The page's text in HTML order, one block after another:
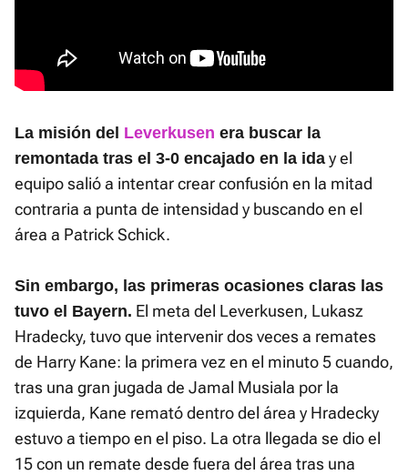
La misión del Leverkusen era buscar la
remontada tras el 3-0 encajado en la ida y el
equipo salió a intentar crear confusión en la mitad
contraria a punta de intensidad y buscando en el
área a Patrick Schick.
Sin embargo, las primeras ocasiones claras las
tuvo el Bayern. El meta del Leverkusen, Lukasz
Hradecky, tuvo que intervenir dos veces a remates
de Harry Kane: la primera vez en el minuto 5 cuando,
tras una gran jugada de Jamal Musiala por la
izquierda, Kane remató dentro del área y Hradecky
estuvo a tiempo en el piso. La otra llegada se dio el
15 con un remate desde fuera del área tras una